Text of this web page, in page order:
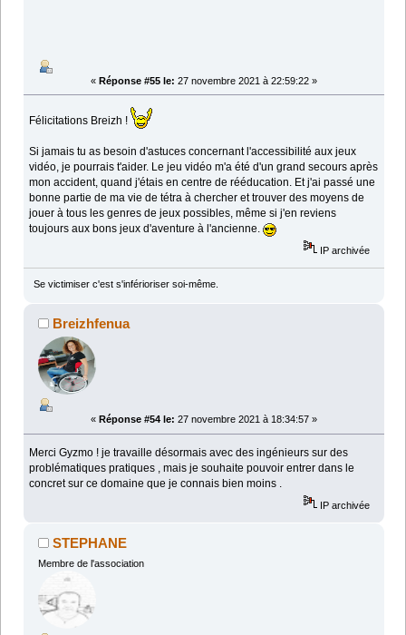
« Réponse #55 le: 27 novembre 2021 à 22:59:22 »
Félicitations Breizh !
Si jamais tu as besoin d'astuces concernant l'accessibilité aux jeux
vidéo, je pourrais t'aider. Le jeu vidéo m'a été d'un grand secours après
mon accident, quand j'étais en centre de rééducation. Et j'ai passé une
bonne partie de ma vie de tétra à chercher et trouver des moyens de
jouer à tous les genres de jeux possibles, même si j'en reviens
toujours aux bons jeux d'aventure à l'ancienne.
IP archivée
Se victimiser c'est s'inférioriser soi-même.
Breizhfenua
« Réponse #54 le: 27 novembre 2021 à 18:34:57 »
Merci Gyzmo ! je travaille désormais avec des ingénieurs sur des
problématiques pratiques , mais je souhaite pouvoir entrer dans le
concret sur ce domaine que je connais bien moins .
IP archivée
STEPHANE
Membre de l'association